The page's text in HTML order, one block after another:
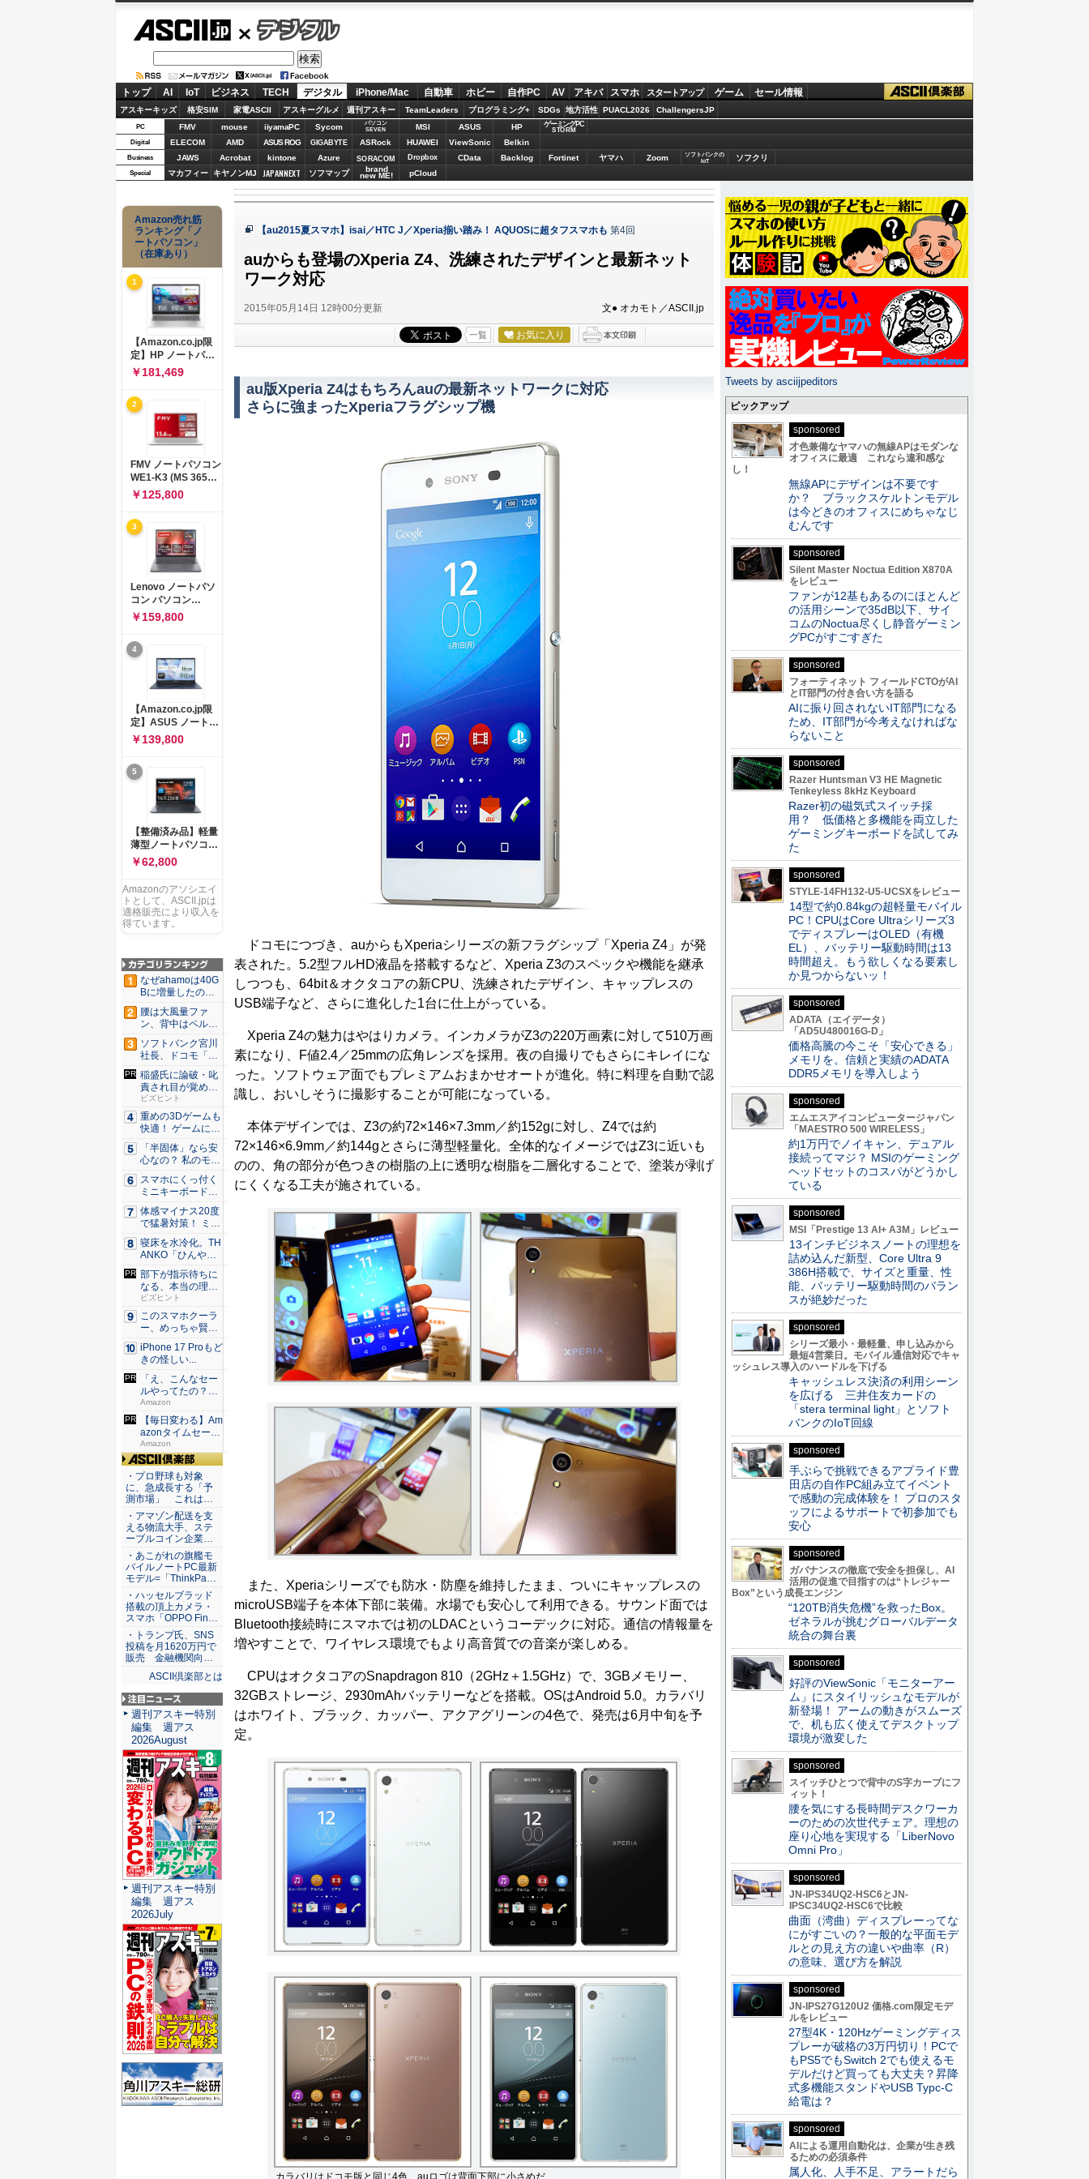
デジタル
トップ AI IoT ビジネス TECH デジタル iPhone/Mac 自動車 ホビー 自作PC AV アキバ スマホ スタートアップ ゲーム セール情報
アスキーキッズ 格安SIM 家電ASCII アスキーグルメ 週刊アスキー TeamLeaders プログラミング+ SDGs 地方活性 PUACL2026 ChallengersJP
PC FMV mouse iiyamaPC Sycom
パソコン
SEVEN
MSI ASUS HP ゲーミングPC
STORM
Digital ELECOM AMD ASUS ROG GIGABYTE ASRock HUAWEI ViewSonic Belkin
Business JAWS Acrobat kintone Azure SORACOM Dropbox CData Backlog Fortinet ヤマハ Zoom
ソフトバンクの
IoT
ソフクリ
Special マカフィー キヤノンMJ JAPANNEXT ソフマップ brand
new ME! pCloud
【au2015夏スマホ】isai／HTC J／Xperia揃い踏み！ AQUOSに超タフスマホも 第4回
auからも登場のXperia Z4、洗練されたデザインと最新ネット
ワーク対応
2015年05月14日 12時00分更新 文● オカモト／ASCII.jp
一覧 お気に入り
au版Xperia Z4はもちろんauの最新ネットワークに対応
さらに強まったXperiaフラグシップ機
ドコモにつづき、auからもXperiaシリーズの新フラグシップ「Xperia Z4」が発
表された。5.2型フルHD液晶を搭載するなど、Xperia Z3のスペックや機能を継承
しつつも、64bit＆オクタコアの新CPU、洗練されたデザイン、キャップレスの
USB端子など、さらに進化した1台に仕上がっている。
Xperia Z4の魅力はやはりカメラ。インカメラがZ3の220万画素に対して510万画
素になり、F値2.4／25mmの広角レンズを採用。夜の自撮りでもさらにキレイにな
った。ソフトウェア面でもプレミアムおまかせオートが進化。特に料理を自動で認
識し、おいしそうに撮影することが可能になっている。
本体デザインでは、Z3の約72×146×7.3mm／約152gに対し、Z4では約
72×146×6.9mm／約144gとさらに薄型軽量化。全体的なイメージではZ3に近いも
のの、角の部分が色つきの樹脂の上に透明な樹脂を二層化することで、塗装が剥げ
にくくなる工夫が施されている。
また、Xperiaシリーズでも防水・防塵を維持したまま、ついにキャップレスの
microUSB端子を本体下部に装備。水場でも安心して利用できる。サウンド面では
Bluetooth接続時にスマホでは初のLDACというコーデックに対応。通信の情報量を
増やすことで、ワイヤレス環境でもより高音質での音楽が楽しめる。
CPUはオクタコアのSnapdragon 810（2GHz＋1.5GHz）で、3GBメモリー、
32GBストレージ、2930mAhバッテリーなどを搭載。OSはAndroid 5.0。カラバリ
はホワイト、ブラック、カッパー、アクアグリーンの4色で、発売は6月中旬を予
定。
カラバリはドコモ版と同じ4色。auロゴは背面下部に小さめだ
Amazon売れ筋
ランキング「ノ
ートパソコン」
（在庫あり）
1
【Amazon.co.jp限
定】HP ノートパソ
コン 15-fd 15.6イン
チ インテル Core 5
120U メモリ16GB
SSD512GB
Windows 11
Microsoft Office
2024搭載 WPS
Office搭載 カメラシ
ャッター 指紋認証 薄
型 Copilotキー搭載
ナチュラルシルバー
￥181,469
2
FMV ノートパソコン
WE1-K3 (MS 365
Personal/Copilotキ
ー搭載/Win 11/15.6
型/Core
i5/16GB/SSD
512GB/ホワイト)
FMVWK3E15W_AZ
￥125,800
3
Lenovo ノートパソ
コン パソコン
IdeaPad Slim 3 14.0
インチ AMD
Ryzen™ 5 8640HS
メモリ16GB
SSD512GB
Microsoft 365 試用
版 Windows11 バッ
テリー駆動12.6時間
重量1.39kg ルナグレ
ー 83K9003JJP ノー
トPC
￥159,800
4
【Amazon.co.jp限
定】ASUS ノートパ
ソコン Vivobook 15
M1502NAQ 15.6イ
ンチ AMD Ryzen 7
170 メモリ16GB
SSD 512GB
Microsoft 365
Personal (24か月版)
搭載 Windows 11 重
量1.7kg Wi-Fi 6E ク
ワイエットブルー
M1502NAQ-
￥139,800
5
【整備済み品】軽量
薄型ノートパソコン
dynabook G83 ■
13.3型
FHD(1920x1080) -
高性能第11世代Core
i5-1135G7 - メモリ
16GB - SSD 256GB
USB Type-C - MS
Office 2021 - Win11
搭載
￥62,800
Amazonのアソシエイ
トとして、ASCII.jpは
適格販売により収入を
得ています。
なぜahamoは40G
Bに増量したの
か ...
腰は大風量ファ
ン、背中はペルチ
ェ冷却。ダ...
ソフトバンク宮川
社長、ドコモ「ah
amo...
稲盛氏に論破・叱
責され目が覚め
た。経営者...
ビズヒント
重めの3Dゲームも
快適！ ゲームに強
いH...
「半固体」なら安
心なの？ 私のモバ
イルバ...
スマホにくっ付く
ミニキーボード！
触ってわ...
体感マイナス20度
で猛暑対策！ ミズ
ノの...
寝床を水冷化。TH
ANKO「ひんやり
水流...
部下が指示待ちに
なる、本当の理
由。23年...
ビズヒント
このスマホクーラ
ー、めっちゃ賢
い。ただ冷...
iPhone 17 Proもど
きの怪しい...
「え、こんなセー
ルやってたの？」
80％O...
Amazon
【毎日変わる】Am
azonタイムセール
が...
Amazon
ASCII倶楽部
・プロ野球も対象
に、急成長する「予
測市場」 これは…
・アマゾン配送を支
える物流大手、ステ
ーブルコイン企業…
・あこがれの旗艦モ
バイルノートPC最新
モデル=「ThinkPa…
・ハッセルブラッド
搭載の頂上カメラ・
スマホ「OPPO Fin…
・トランプ氏、SNS
投稿を月1620万円で
販売 金融機関向…
ASCII倶楽部とは
注目ニュース
週刊アスキー特別
編集 週アス
2026August
週刊アスキー特別
編集 週アス
2026July
Tweets by asciijpeditors
ピックアップ
sponsored
才色兼備なヤマハの無線APはモダンな
オフィスに最適 これなら違和感な
し！
無線APにデザインは不要です
か？ ブラックスケルトンモデル
は今どきのオフィスにめちゃなじ
むんです
sponsored
Silent Master Noctua Edition X870A
をレビュー
ファンが12基もあるのにほとんど
の活用シーンで35dB以下、サイ
コムのNoctua尽くし静音ゲーミン
グPCがすごすぎた
sponsored
フォーティネット フィールドCTOがAI
とIT部門の付き合い方を語る
AIに振り回されないIT部門になる
ため、IT部門が今考えなければな
らないこと
sponsored
Razer Huntsman V3 HE Magnetic
Tenkeyless 8kHz Keyboard
Razer初の磁気式スイッチ採
用？ 低価格と多機能を両立した
ゲーミングキーボードを試してみ
た
sponsored
STYLE-14FH132-U5-UCSXをレビュー
14型で約0.84kgの超軽量モバイル
PC！CPUはCore Ultraシリーズ3
でディスプレーはOLED（有機
EL）、バッテリー駆動時間は13
時間超え。もう欲しくなる要素し
か見つからないッ！
sponsored
ADATA（エイデータ）
「AD5U480016G-D」
価格高騰の今こそ「安心できる」
メモリを。信頼と実績のADATA
DDR5メモリを導入しよう
sponsored
エムエスアイコンピュータージャパン
「MAESTRO 500 WIRELESS」
約1万円でノイキャン、デュアル
接続ってマジ？ MSIのゲーミング
ヘッドセットのコスパがどうかし
ている
sponsored
MSI「Prestige 13 AI+ A3M」レビュー
13インチビジネスノートの理想を
詰め込んだ新型、Core Ultra 9
386H搭載で、サイズと重量、性
能、バッテリー駆動時間のバラン
スが絶妙だった
sponsored
シリーズ最小・最軽量、申し込みから
最短4営業日。モバイル通信対応でキャ
ッシュレス導入のハードルを下げる
キャッシュレス決済の利用シーン
を広げる 三井住友カードの
「stera terminal light」とソフト
バンクのIoT回線
sponsored
手ぶらで挑戦できるアプライド豊
田店の自作PC組み立てイベント
で感動の完成体験を！ プロのスタ
ッフによるサポートで初参加でも
安心
sponsored
ガバナンスの徹底で安全を担保し、AI
活用の促進で目指すのは“トレジャー
Box”という成長エンジン
“120TB消失危機”を救ったBox。
ゼネラルが挑むグローバルデータ
統合の舞台裏
sponsored
好評のViewSonic「モニターアー
ム」にスタイリッシュなモデルが
新登場！ アームの動きがスムーズ
で、机も広く使えてデスクトップ
環境が激変した
sponsored
スイッチひとつで背中のS字カーブにフ
ィット！
腰を気にする長時間デスクワーカ
ーのための次世代チェア。理想の
座り心地を実現する「LiberNovo
Omni Pro」
sponsored
JN-IPS34UQ2-HSC6とJN-
IPSC34UQ2-HSC6で比較
曲面（湾曲）ディスプレーってな
にがすごいの？一般的な平面モデ
ルとの見え方の違いや曲率（R）
の意味、選び方を解説
sponsored
JN-IPS27G120U2 価格.com限定モデ
ルをレビュー
27型4K・120Hzゲーミングディス
プレーが破格の3万円切り！PCで
もPS5でもSwitch 2でも使えるモ
デルだけど買っても大丈夫？昇降
式多機能スタンドやUSB Typc-C
給電は？
sponsored
AIによる運用自動化は、企業が生き残
るための必須条件
属人化、人手不足、アラートだら